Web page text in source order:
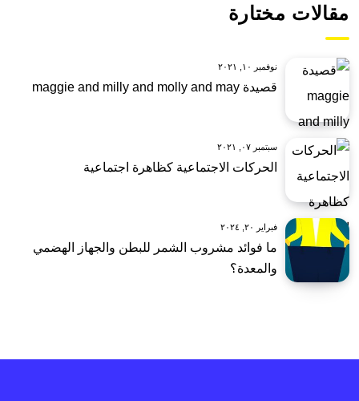
مقالات مختارة
نوفمبر ١٠, ٢٠٢١
قصيدة maggie and milly and molly and may
سبتمبر ٠٧, ٢٠٢١
الحركات الاجتماعية كظاهرة اجتماعية
فبراير ٢٠, ٢٠٢٤
ما فوائد مشروب الشمر للبطن والجهاز الهضمي
والمعدة؟